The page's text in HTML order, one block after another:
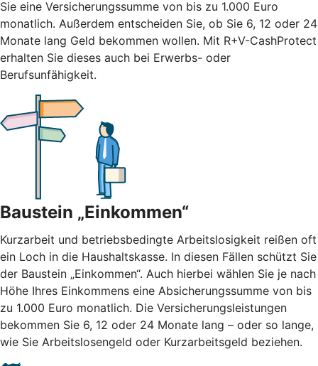
Sie eine Versicherungssumme von bis zu 1.000 Euro
monatlich. Außerdem entscheiden Sie, ob Sie 6, 12 oder 24
Monate lang Geld bekommen wollen. Mit R+V-CashProtect
erhalten Sie dieses auch bei Erwerbs- oder
Berufsunfähigkeit.
Baustein „Einkommen“
Kurzarbeit und betriebsbedingte Arbeitslosigkeit reißen oft
ein Loch in die Haushaltskasse. In diesen Fällen schützt Sie
der Baustein „Einkommen“. Auch hierbei wählen Sie je nach
Höhe Ihres Einkommens eine Absicherungssumme von bis
zu 1.000 Euro monatlich. Die Versicherungsleistungen
bekommen Sie 6, 12 oder 24 Monate lang – oder so lange,
wie Sie Arbeitslosengeld oder Kurzarbeitsgeld beziehen.